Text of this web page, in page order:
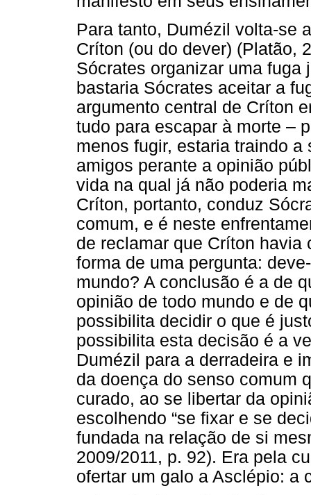
Para tanto, Dumézil volta-se
Críton (ou do dever) (Platão,
Sócrates organizar uma fuga
bastaria Sócrates aceitar a
argumento central de Críton
tudo para escapar à morte –
menos fugir, estaria traindo
amigos perante a opinião
vida na qual já não poderia
Críton, portanto, conduz
comum, e é neste
de reclamar que Críton havia
forma de uma pergunta:
mundo? A conclusão é a de
opinião de todo mundo e de
possibilita decidir o que é
possibilita esta decisão é a
Dumézil para a derradeira e
da doença do senso comum
curado, ao se libertar da
escolhendo “se fixar e se
fundada na relação de si
2009/2011, p. 92). Era pela
ofertar um galo a Asclépio: a